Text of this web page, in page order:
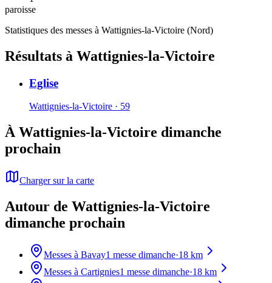
paroisse
Statistiques des messes à Wattignies-la-Victoire (Nord)
Résultats à Wattignies-la-Victoire
Eglise
Wattignies-la-Victoire · 59
À Wattignies-la-Victoire dimanche
prochain
Charger sur la carte
Autour de Wattignies-la-Victoire
dimanche prochain
Messes à Bavay1 messe dimanche·18 km
Messes à Cartignies1 messe dimanche·18 km